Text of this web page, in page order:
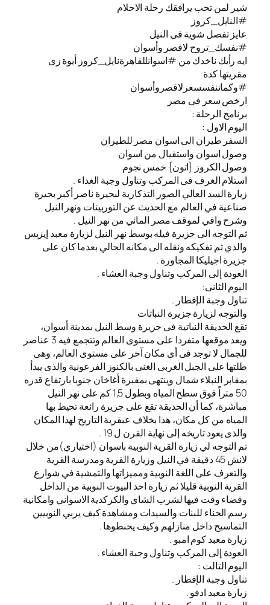
شير لمن تحب يرافقك رحلة الاحلام
#النايل_كروز
عايز تفصل شوية فى النيل
#نفسك_تروح لاقصر وأسوان
ايه رأيك ناخدك من #اسوانللقاهرةنايل_كروز أيوة زى
مقريتها كدة
#وكماننفسسعرلاقصروأسوان
ارخص سعر فى مصر
برنامج الرحلة :
اليوم الاول :
السفر طيران الى اسوان مصر للطيران
️وصول اسوان واستقبال من اسوان
️وصول الكروز {اتون} خمس نجوم
استلام الغرف فى المركب وتناول وجبة الغداء .
زيارة السد العالي الصور التذكارية لبحيرة ناصر أكبر بحيرة
صناعية في العالم مع الحديث عن التوربينات ونهر النيل
وشرح وافي لموقف مصر المائي من نهر النيل .
ثم التوجه الى جزيرة فيله بوسط نهر النيل لزيارة معبد إيزيس
والذي تم تفكيكه ونقله الى مكانه الحالي بعدما كان على
جزيرة اجيليكا المجاورة .
العودة إلى المركب وتناول وجبة العشاء .
اليوم الثانى:
تناول وجبة الإفطار .
والتوجه لزيارة جزيرة النباتات
تقع الحديقة النباتية فى جزيرة وسط النيل بمدينة أسوان،
ويعد موقعها متفردا على مستوى العالم وتتجمع فيه 3 عناصر
للجمال لا توجد فى أى مكان آخر على مستوى العالم، وهى
طلتها على الجبل الغربى الغنى بالكنوز الفرعونية والذى يبدأ
بمقابر النبلاء شمال وينتهى بمقبرة أغاخان جنوبا بارتفاع قدره
50 متراً فوق سطح المياه وبطول 1,5 كم على نهر النيل
مباشرة، كما أن الحديقة تقع على جزيرة رائعة تحيط بها
المياه من كل مكان، هذا بخلاف عبقرية التاريخ لهذا المكان
والذى يعود تاريخه إلى نهاية القرن ل 19 .
تم التوجه لي زيارة القرية النوبية باسوان (اختياري)من خلال
لانش 45 دقيقة في النيل وزيارة القرية ومدرسة القرية
والتعرف على اللغة النوبية ومميزاتها والتمشية في شوارع
القرية النوبية قليلا ثم زيارة احد البيوت النوبية من الداخل
وقضاء وقت فيها لشرب الشاي والكركدية الاسواني وامكانية
رسم الحناء للبنات والسيدات ومشاهدة كيف يربي النوبيين
التماسيح داخل منازلهم وكيف يحنطوها .
زيارة معبد كوم امبو .
العودة إلى المركب وتناول وجبة العشاء .
اليوم التالت :
تناول وجبة الإفطار .
زيارة معبد ادفو .